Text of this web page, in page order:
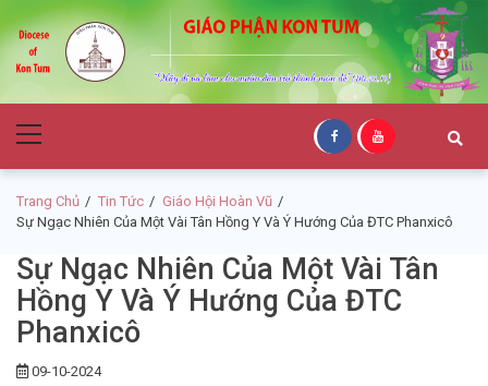
to
navigation
to
content
Giáo Phận Kon
Tum
Menu
Trang Chủ Tin Tức
Giáo Hội Hoàn Vũ
Sự Ngạc Nhiên Của Một Vài Tân Hồng Y Và Ý Hướng Của ĐTC Phanxicô
Sự Ngạc Nhiên Của Một Vài Tân
Hồng Y Và Ý Hướng Của ĐTC
Phanxicô
09-10-2024